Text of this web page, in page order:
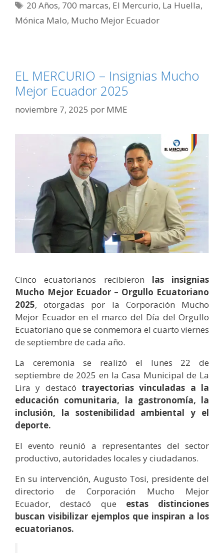
20 Años, 700 marcas, El Mercurio, La Huella,
Mónica Malo, Mucho Mejor Ecuador
EL MERCURIO – Insignias Mucho
Mejor Ecuador 2025
noviembre 7, 2025 por MME
Cinco ecuatorianos recibieron las insignias
Mucho Mejor Ecuador – Orgullo Ecuatoriano
2025, otorgadas por la Corporación Mucho
Mejor Ecuador en el marco del Día del Orgullo
Ecuatoriano que se conmemora el cuarto viernes
de septiembre de cada año.
La ceremonia se realizó el lunes 22 de
septiembre de 2025 en la Casa Municipal de La
Lira y destacó trayectorias vinculadas a la
educación comunitaria, la gastronomía, la
inclusión, la sostenibilidad ambiental y el
deporte.
El evento reunió a representantes del sector
productivo, autoridades locales y ciudadanos.
En su intervención, Augusto Tosi, presidente del
directorio de Corporación Mucho Mejor
Ecuador, destacó que estas distinciones
buscan visibilizar ejemplos que inspiran a los
ecuatorianos.